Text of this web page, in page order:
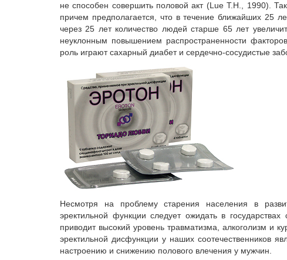
не способен совершить половой акт (Lue T.H., 1990).
причем предполагается, что в течение ближайших 25
через 25 лет количество людей старше 65 лет
неуклонным повышением распространенности
роль играют сахарный диабет и сердечно-сосудистые
Несмотря на проблему старения населения в
эректильной функции следует ожидать в
приводит высокий уровень травматизма, алкоголизм и
эректильной дисфункции у наших соотечественников
настроению и снижению полового влечения у мужчин.